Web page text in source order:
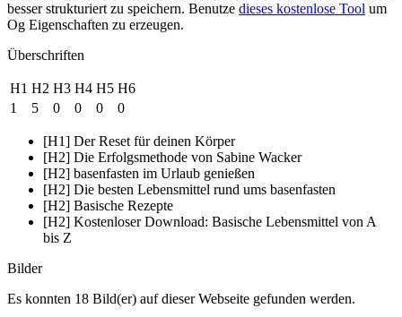
besser strukturiert zu speichern. Benutze dieses kostenlose Tool um
Og Eigenschaften zu erzeugen.
Überschriften
H1 H2 H3 H4 H5 H6
1
5 0 0 0 0
[H1] Der Reset für deinen Körper
[H2] Die Erfolgsmethode von Sabine Wacker
[H2] basenfasten im Urlaub genießen
[H2] Die besten Lebensmittel rund ums basenfasten
[H2] Basische Rezepte
[H2] Kostenloser Download: Basische Lebensmittel von A
bis Z
Bilder
Es konnten 18 Bild(er) auf dieser Webseite gefunden werden.